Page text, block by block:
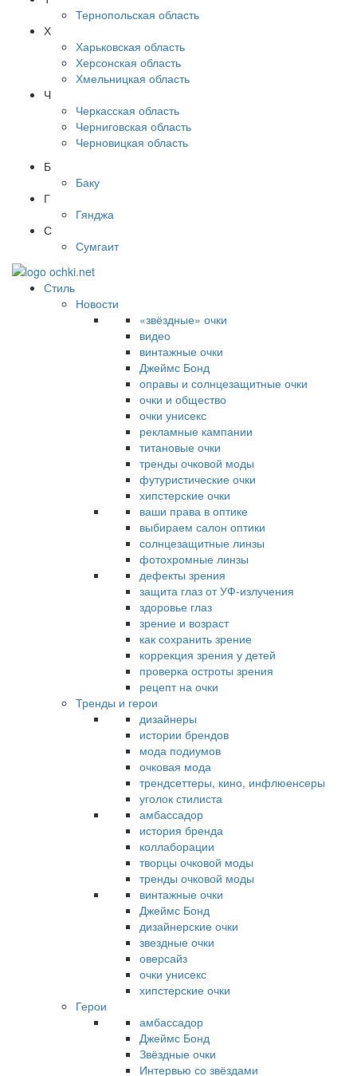
Тернопольская область
Х
Харьковская область
Херсонская область
Хмельницкая область
Ч
Черкасская область
Черниговская область
Черновицкая область
Б
Баку
Г
Гянджа
С
Сумгаит
Стиль
Новости
«звёздные» очки
видео
винтажные очки
Джеймс Бонд
оправы и солнцезащитные очки
очки и общество
очки унисекс
рекламные кампании
титановые очки
тренды очковой моды
футуристические очки
хипстерские очки
ваши права в оптике
выбираем салон оптики
солнцезащитные линзы
фотохромные линзы
дефекты зрения
защита глаз от УФ-излучения
здоровье глаз
зрение и возраст
как сохранить зрение
коррекция зрения у детей
проверка остроты зрения
рецепт на очки
Тренды и герои
дизайнеры
истории брендов
мода подиумов
очковая мода
трендсеттеры, кино, инфлюенсеры
уголок стилиста
амбассадор
история бренда
коллаборации
творцы очковой моды
тренды очковой моды
винтажные очки
Джеймс Бонд
дизайнерские очки
звездные очки
оверсайз
очки унисекс
хипстерские очки
Герои
амбассадор
Джеймс Бонд
Звёздные очки
Интервью со звёздами